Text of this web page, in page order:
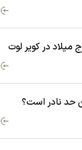
میلاد در کویر لوت
حد نادر است؟
در بدن اتفاق